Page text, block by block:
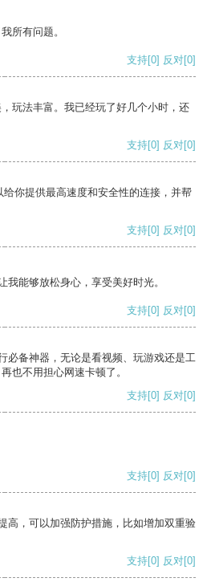
所有问题。
支持[0] 反对[0]
玩法丰富。我已经玩了好几个小时，还
支持[0] 反对[0]
你提供最高速度和安全性的连接，并帮
支持[0] 反对[0]
我能够放松身心，享受美好时光。
支持[0] 反对[0]
必备神器，无论是看视频、玩游戏还是工
也不用担心网速卡顿了。
支持[0] 反对[0]
支持[0] 反对[0]
高，可以加强防护措施，比如增加双重验
支持[0] 反对[0]